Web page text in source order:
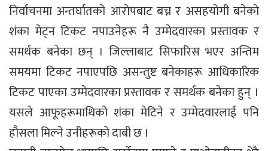
निर्वाचनमा अन्तर्घातको आरोपबाट बच्न र असहयोगी बनेको
शंका मेट्न टिकट नपाउनेहरू नै उम्मेदवारका प्रस्तावक र
समर्थक बनेका छन् । जिल्लाबाट सिफारिस भएर अन्तिम
समयमा टिकट नपाएपछि असन्तुष्ट बनेकाहरू आधिकारिक
टिकट पाएका उम्मेदवारका प्रस्तावक र समर्थक बनेका हुन् ।
यसले आफूहरूमाथिको शंका मेटिने र उम्मेदवारलाई पनि
हौसला मिल्ने उनीहरूको दाबी छ ।